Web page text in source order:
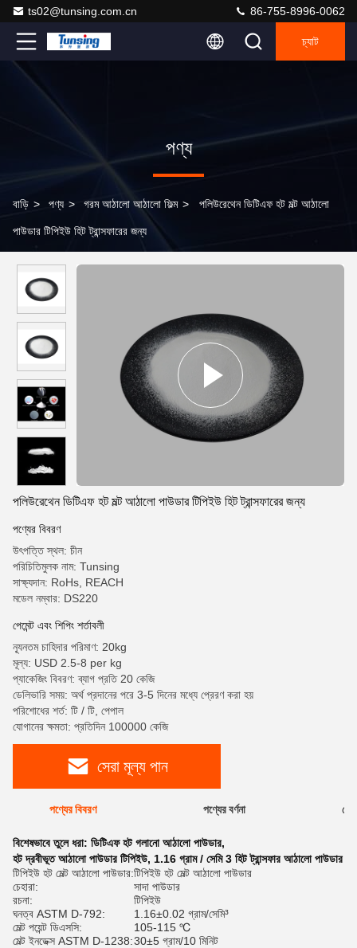
ts02@tunsing.com.cn 86-755-8996-0062
চ্যাট
পণ্য
বাড়ি > পণ্য > গরম আঠালো আঠালো ফিল্ম > পলিউরেথেন ডিটিএফ হট মল্ট আঠালো
পাউডার টিপিইউ হিট ট্রান্সফারের জন্য
পলিউরেথেন ডিটিএফ হট মল্ট আঠালো পাউডার টিপিইউ হিট ট্রান্সফারের জন্য
পণ্যের বিবরণ
উৎপত্তি স্থল: চীন
পরিচিতিমুলক নাম: Tunsing
সাক্ষ্যদান: RoHs, REACH
মডেল নম্বার: DS220
পেমেন্ট এবং শিপিং শর্তাবলী
ন্যূনতম চাহিদার পরিমাণ: 20kg
মূল্য: USD 2.5-8 per kg
প্যাকেজিং বিবরণ: ব্যাগ প্রতি 20 কেজি
ডেলিভারি সময়: অর্থ প্রদানের পরে 3-5 দিনের মধ্যে প্রেরণ করা হয়
পরিশোধের শর্ত: টি / টি, পেপাল
যোগানের ক্ষমতা: প্রতিদিন 100000 কেজি
সেরা মূল্য পান
পণ্যের বিবরণ পণ্যের বর্ণনা
বিশেষভাবে তুলে ধরা: ডিটিএফ হট গলানো আঠালো পাউডার,
হট দ্রবীভূত আঠালো পাউডার টিপিইউ, 1.16 গ্রাম / সেমি 3 হিট ট্রান্সফার আঠালো পাউডার
টিপিইউ হট মেল্ট আঠালো পাউডার:টিপিইউ হট মেল্ট আঠালো পাউডার
চেহারা:
সাদা পাউডার
রচনা:
টিপিইউ
ঘনত্ব ASTM D-792:
1.16±0.02 গ্রাম/সেমি³
মেল্ট পয়েন্ট ডিএসসি:
105-115 ℃
মেল্ট ইনডেক্স ASTM D-1238:30±5 গ্রাম/10 মিনিট